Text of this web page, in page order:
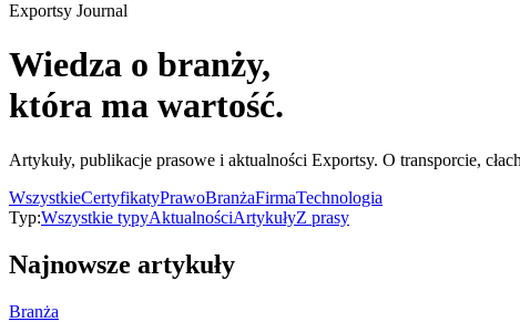
Exportsy Journal
Wiedza o branży,
która ma wartość.
Artykuły, publikacje prasowe i aktualności Exportsy. O transporcie,
WszystkieCertyfikatyPrawoBranżaFirmaTechnologia
Typ:Wszystkie typyAktualnościArtykułyZ prasy
Najnowsze artykuły
Branża